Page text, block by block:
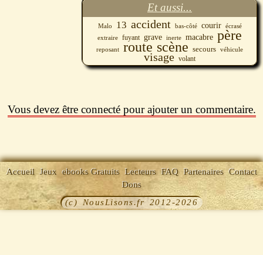
Et aussi...
Malo 13 accident bas-côté courir
écrasé
extraire fuyant grave inerte macabre père
reposant route scène secours véhicule
visage volant
Vous devez être connecté pour ajouter un commentaire.
Accueil Jeux ebooks Gratuits Lecteurs FAQ Partenaires Contact
Dons
(c) NousLisons.fr 2012-2026